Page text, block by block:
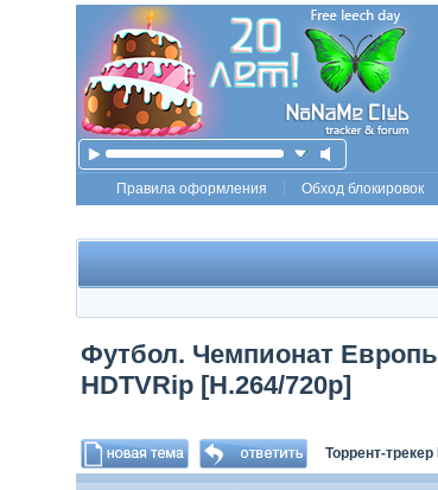
Правила оформления Обход блокировок
Футбол. Чемпионат
HDTVRip [H.264/720p]
Торрент-трекер